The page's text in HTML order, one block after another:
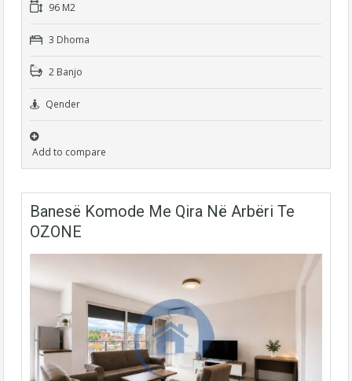
96 M2
3 Dhoma
2 Banjo
Qender
Add to compare
Banesë Komode Me Qira Në Arbëri Te
OZONE